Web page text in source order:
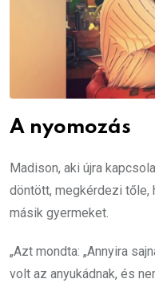
A nyomozás
Madison, aki újra
döntött, megkérdezi tőle,
másik gyermeket.
„Azt mondta: „Annyira
volt az anyukádnak, és